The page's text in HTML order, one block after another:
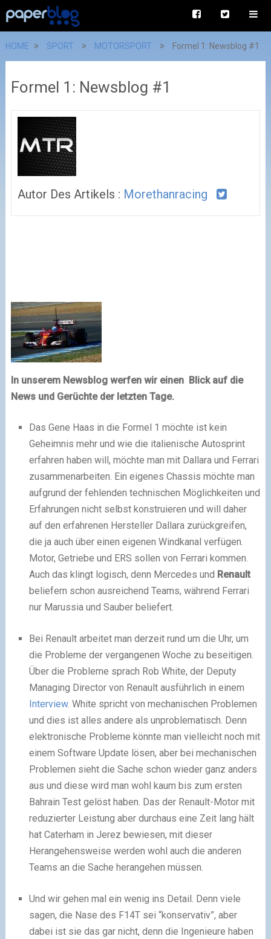
HOME SPORT MOTORSPORT Formel 1: Newsblog #1
Formel 1: Newsblog #1
Autor Des Artikels : Morethanracing
In unserem Newsblog werfen wir einen Blick auf die
News und Gerüchte der letzten Tage.
Das Gene Haas in die Formel 1 möchte ist kein
Geheimnis mehr und wie die italienische Autosprint
erfahren haben will, möchte man mit Dallara und Ferrari
zusammenarbeiten. Ein eigenes Chassis möchte man
aufgrund der fehlenden technischen Möglichkeiten und
Erfahrungen nicht selbst konstruieren und will daher
auf den erfahrenen Hersteller Dallara zurückgreifen,
die ja auch über einen eigenen Windkanal verfügen.
Motor, Getriebe und ERS sollen von Ferrari kommen.
Auch das klingt logisch, denn Mercedes und Renault
beliefern schon ausreichend Teams, während Ferrari
nur Marussia und Sauber beliefert.
Bei Renault arbeitet man derzeit rund um die Uhr, um
die Probleme der vergangenen Woche zu beseitigen.
Über die Probleme sprach Rob White, der Deputy
Managing Director von Renault ausführlich in einem
Interview. White spricht von mechanischen Problemen
und dies ist alles andere als unproblematisch. Denn
elektronische Probleme könnte man vielleicht noch mit
einem Software Update lösen, aber bei mechanischen
Problemen sieht die Sache schon wieder ganz anders
aus und diese wird man wohl kaum bis zum ersten
Bahrain Test gelöst haben. Das der Renault-Motor mit
reduzierter Leistung aber durchaus eine Zeit lang hält
hat Caterham in Jerez bewiesen, mit dieser
Herangehensweise werden wohl auch die anderen
Teams an die Sache herangehen müssen.
Und wir gehen mal ein wenig ins Detail. Denn viele
sagen, die Nase des F14T sei “konservativ”, aber
dabei ist sie das gar nicht, denn die Ingenieure haben